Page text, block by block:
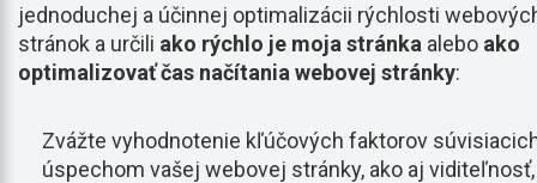
jednoduchej a účinnej optimalizácii rýchlosti
stránok a určili ako rýchlo je moja stránka alebo ako
optimalizovať čas načítania webovej stránky:
Zvážte vyhodnotenie kľúčových faktorov
úspechom vašej webovej stránky, ako aj viditeľnosť,